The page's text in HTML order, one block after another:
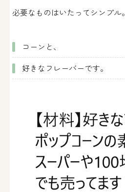
必要なものはいたってシンプル。
コーンと、
好きなフレーバーです。